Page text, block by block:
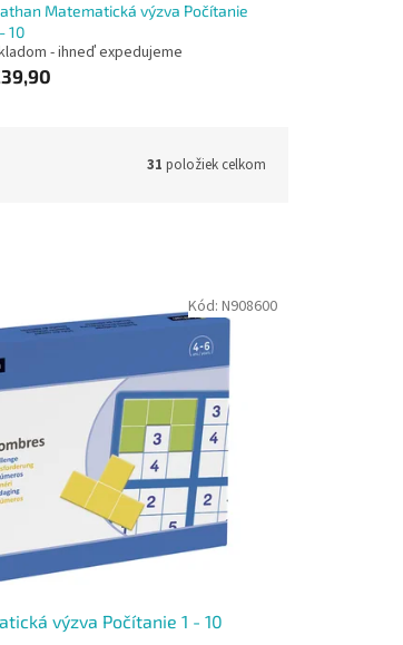
Matematická výzva Počítanie
10
- ihneď expedujeme
31 položiek celkom
výzva Počítanie 1 - 10
Kód: N908600